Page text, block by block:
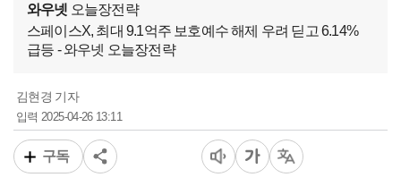
와우넷 오늘장전략
스페이스X, 최대 9.1억주 보호예수 해제 우려 딛고 6.14%
급등 - 와우넷 오늘장전략
김현경 기자
입력2025-04-26 13:11
구독